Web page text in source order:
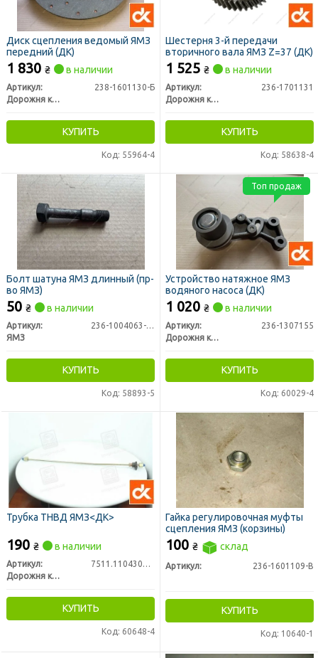
Диск сцепления ведомый ЯМЗ
передний (ДК)
1 830 ₴ в наличии
Артикул:
238-1601130-Б
Дорожня карта
КУПИТЬ
Код: 55964-4
Шестерня 3-й передачи
вторичного вала ЯМЗ Z=37 (ДК)
1 525 ₴ в наличии
Артикул:
236-1701131
Дорожня карта
КУПИТЬ
Код: 58638-4
Болт шатуна ЯМЗ длинный (пр-
во ЯМЗ)
50 ₴ в наличии
Артикул:
236-1004063-Б3
ЯМЗ
КУПИТЬ
Код: 58893-5
Устройство натяжное ЯМЗ
водяного насоса (ДК)
1 020 ₴ в наличии
Артикул:
236-1307155
Дорожня карта
КУПИТЬ
Код: 60029-4
Топ продаж
Трубка ТНВД ЯМЗ<ДК>
190 ₴ в наличии
Артикул:
7511.1104308-10
Дорожня карта
КУПИТЬ
Код: 60648-4
Гайка регулировочная муфты
сцепления ЯМЗ (корзины)
100 ₴ склад
Артикул: 236-1601109-В
КУПИТЬ
Код: 10640-1